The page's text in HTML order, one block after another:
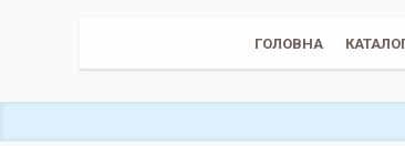
ГОЛОВНА